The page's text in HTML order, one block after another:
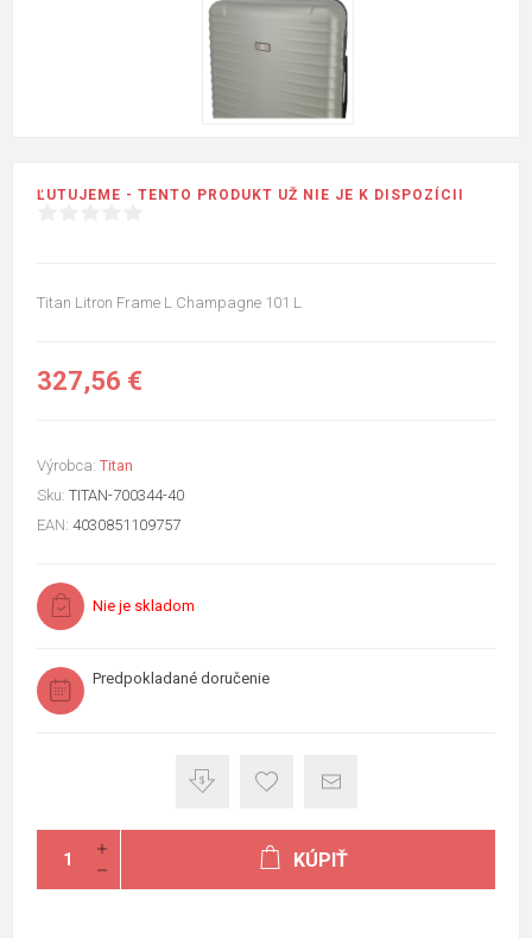
ĽUTUJEME - TENTO PRODUKT UŽ NIE JE K DISPOZÍCII
Titan Litron Frame L Champagne 101 L
327,56 €
Výrobca: Titan
Sku: TITAN-700344-40
EAN: 4030851109757
Nie je skladom
Predpokladané doručenie
KÚPIŤ